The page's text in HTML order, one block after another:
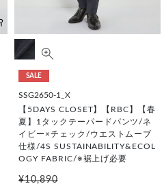
SALE
SSG2650-1_X
【5DAYS CLOSET】【RBC】【春
夏】1タックテーパードパンツ/ネ
イビー×チェック/ウエストムーブ
仕様/4S SUSTAINABILITY&ECOL
OGY FABRIC/※裾上げ必要
¥10,890